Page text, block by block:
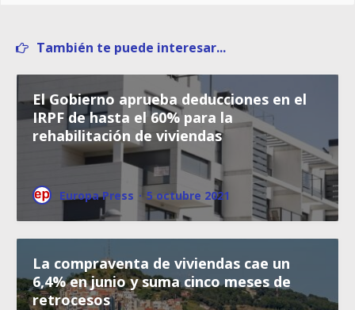
También te puede interesar...
El Gobierno aprueba deducciones en el
IRPF de hasta el 60% para la
rehabilitación de viviendas
Europa Press · 5 octubre 2021
La compraventa de viviendas cae un
6,4% en junio y suma cinco meses de
retrocesos